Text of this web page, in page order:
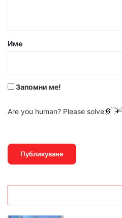
р
Име
Запомни ме!
Are you human? Please solve: